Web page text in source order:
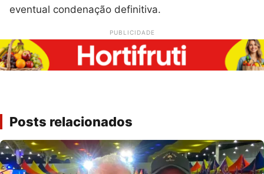
eventual condenação definitiva.
PUBLICIDADE
Posts relacionados